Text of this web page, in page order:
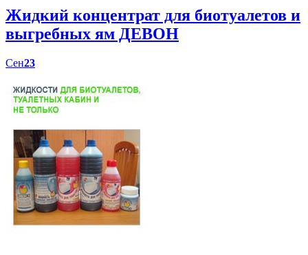
Жидкий концентрат для биотуалетов и
выгребных ям ДЕВОН
Сен23